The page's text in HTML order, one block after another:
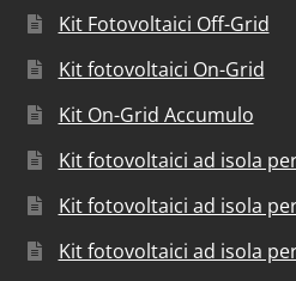
Kit Fotovoltaici Off-Grid
Kit fotovoltaici On-Grid
Kit On-Grid Accumulo
Kit fotovoltaici ad isola
Kit fotovoltaici ad isola
Kit fotovoltaici ad isola